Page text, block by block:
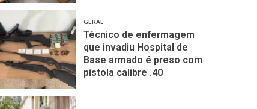
GERAL
Técnico de enfermagem
que invadiu Hospital de
Base armado é preso com
pistola calibre .40